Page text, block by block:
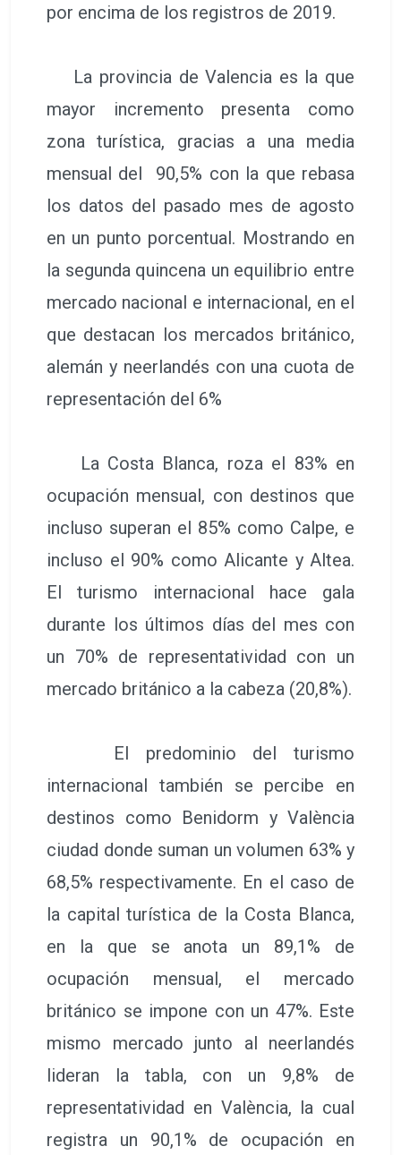
por encima de los registros de 2019.
La provincia de Valencia es la que
mayor incremento presenta como
zona turística, gracias a una media
mensual del 90,5% con la que rebasa
los datos del pasado mes de agosto
en un punto porcentual. Mostrando en
la segunda quincena un equilibrio entre
mercado nacional e internacional, en el
que destacan los mercados británico,
alemán y neerlandés con una cuota de
representación del 6%
La Costa Blanca, roza el 83% en
ocupación mensual, con destinos que
incluso superan el 85% como Calpe, e
incluso el 90% como Alicante y Altea.
El turismo internacional hace gala
durante los últimos días del mes con
un 70% de representatividad con un
mercado británico a la cabeza (20,8%).
El predominio del turismo
internacional también se percibe en
destinos como Benidorm y València
ciudad donde suman un volumen 63% y
68,5% respectivamente. En el caso de
la capital turística de la Costa Blanca,
en la que se anota un 89,1% de
ocupación mensual, el mercado
británico se impone con un 47%. Este
mismo mercado junto al neerlandés
lideran la tabla, con un 9,8% de
representatividad en València, la cual
registra un 90,1% de ocupación en